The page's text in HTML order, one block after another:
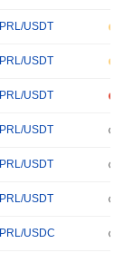
PRL/USDT
PRL/USDT
PRL/USDT
PRL/USDT
PRL/USDT
PRL/USDT
PRL/USDC